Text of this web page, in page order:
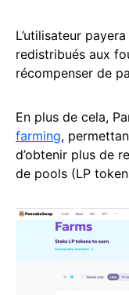
L’utilisateur
redistribués aux
récompenser de
En plus de cela,
farming,
d’obtenir plus de
de pools (LP